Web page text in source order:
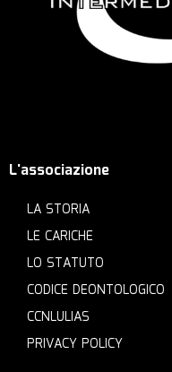
L'associazione
LA STORIA
LE CARICHE
LO STATUTO
CODICE DEONTOLOGICO
CCNLULIAS
PRIVACY POLICY